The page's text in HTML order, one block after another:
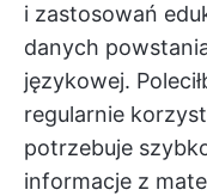
i zastosowań
danych
językowej.
regularnie
potrzebuje
informacje z